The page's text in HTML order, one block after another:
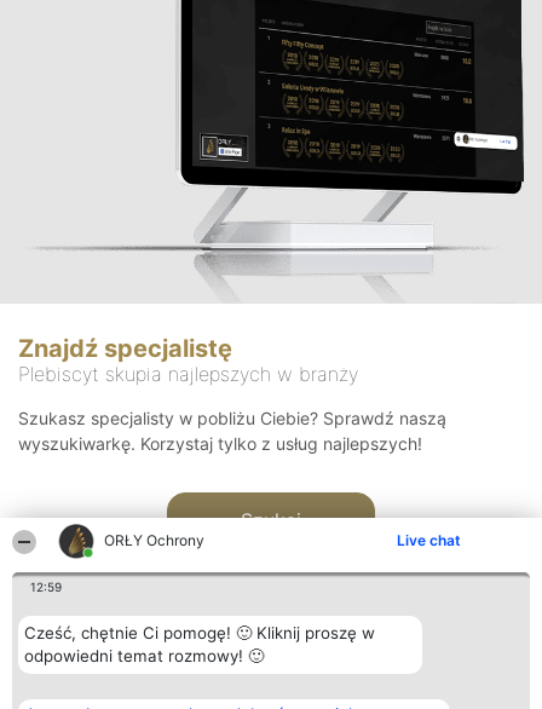
ORŁY Ochrony Live chat
12:59
Cześć, chętnie Ci pomogę! 🙂 Kliknij proszę w
odpowiedni temat rozmowy! 🙂
Znajdź specjalistę
Plebiscyt skupia najlepszych w branży
Szukasz specjalisty w pobliżu Ciebie? Sprawdź naszą
wyszukiwarkę. Korzystaj tylko z usług najlepszych!
Szukaj
Organizator plebiscytu Plebiscyt Kontakt